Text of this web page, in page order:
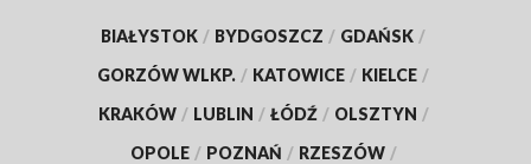
BIAŁYSTOK / BYDGOSZCZ / GDAŃSK /
GORZÓW WLKP. / KATOWICE / KIELCE /
KRAKÓW / LUBLIN / ŁÓDŹ / OLSZTYN /
OPOLE / POZNAŃ / RZESZÓW /